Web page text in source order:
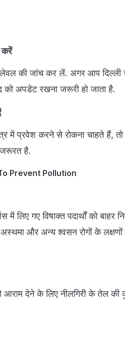
करें
लेवल की जांच कर लें. अगर आप
को अपडेट रखना जरूरी हो जाता है.
प्रवेश करने से रोकना चाहते हैं,
जरूरत है.
Prevent Pollution
में लिए गए विषाक्त पदार्थों को बाहर
और अन्य श्वसन रोगों के
आराम देने के लिए नीलगिरी के तेल की